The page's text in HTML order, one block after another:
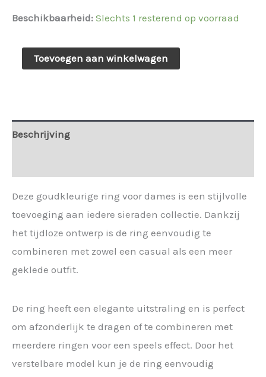
Beschikbaarheid: Slechts 1 resterend op voorraad
Hartjes
-
Toevoegen aan winkelwagen
Beschrijving
Deze goudkleurige ring voor dames is een stijlvolle
toevoeging aan iedere sieraden collectie. Dankzij
het tijdloze ontwerp is de ring eenvoudig te
combineren met zowel een casual als een meer
geklede outfit.
De ring heeft een elegante uitstraling en is perfect
om afzonderlijk te dragen of te combineren met
meerdere ringen voor een speels effect. Door het
verstelbare model kun je de ring eenvoudig